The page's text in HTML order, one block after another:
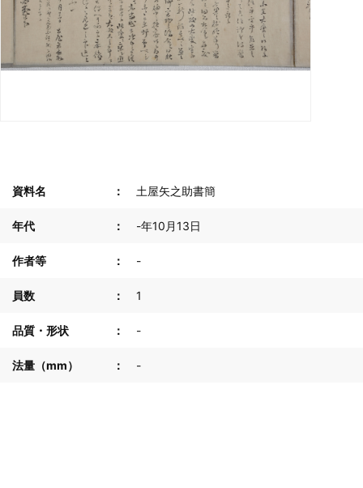
資料名 土屋矢之助書簡
年代 -年10月13日
作者等 -
員数 1
品質・形状 -
法量（mm） -